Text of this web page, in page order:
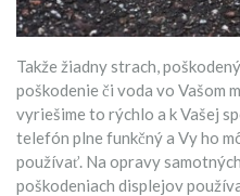
Takže žiadny strach,
poškodenie či voda vo Vašom
vyriešime to rýchlo a k Vašej
telefón plne funkčný a Vy ho
používať. Na opravy
poškodeniach displejov